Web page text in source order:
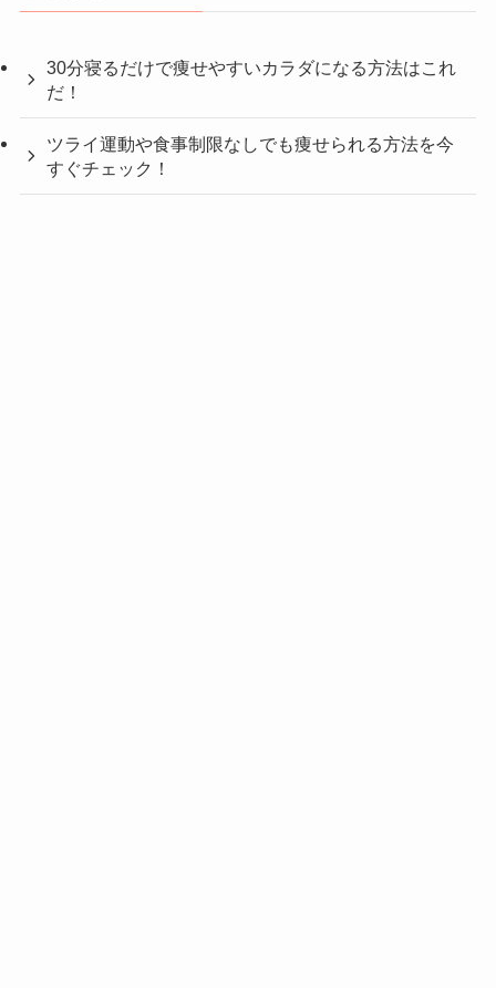
30分寝るだけで痩せやすいカラダになる方法はこれ
だ！
ツライ運動や食事制限なしでも痩せられる方法を今
すぐチェック！